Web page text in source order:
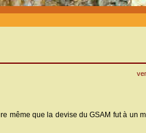
même que la devise du GSAM fut à un